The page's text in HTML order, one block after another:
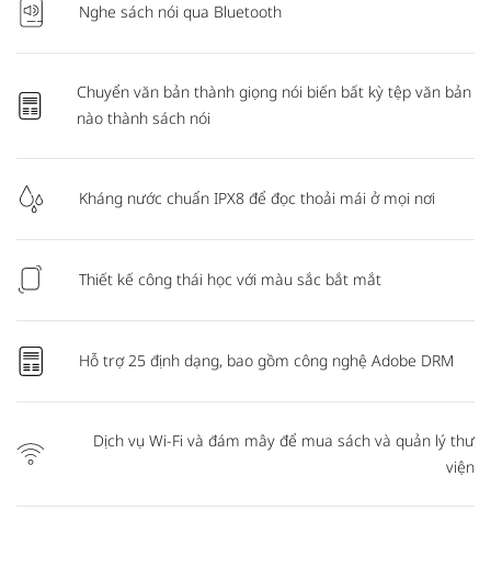
Nghe sách nói qua Bluetooth
Chuyển văn bản thành giọng nói biến bất kỳ tệp văn bản
nào thành sách nói
Kháng nước chuẩn IPX8 để đọc thoải mái ở mọi nơi
Thiết kế công thái học với màu sắc bắt mắt
Hỗ trợ 25 định dạng, bao gồm công nghệ Adobe DRM
Dịch vụ Wi-Fi và đám mây để mua sách và quản lý thư
viện